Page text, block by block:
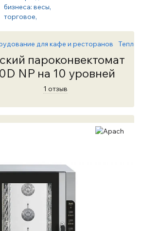
для кафе и ресторанов
пароконвектомат
NP на 10 уровней
1 отзыв